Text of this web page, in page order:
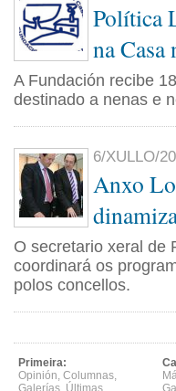
Política
na
A Fundación recibe
destinado a nenas e
6/XULLO/
Anxo
O secretario xeral de
coordinará os
polos concellos.
Primeira:
Opinión, Columnas,
Galerías, Últimas,